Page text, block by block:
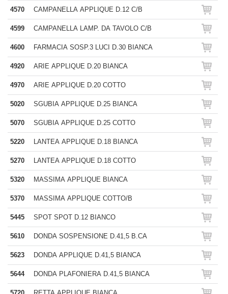
4570 CAMPANELLA APPLIQUE D.12 C/B
4599 CAMPANELLA LAMP. DA TAVOLO C/B
4600 FARMACIA SOSP.3 LUCI D.30 BIANCA
4920 ARIE APPLIQUE D.20 BIANCA
4970 ARIE APPLIQUE D.20 COTTO
5020 SGUBIA APPLIQUE D.25 BIANCA
5070 SGUBIA APPLIQUE D.25 COTTO
5220 LANTEA APPLIQUE D.18 BIANCA
5270 LANTEA APPLIQUE D.18 COTTO
5320 MASSIMA APPLIQUE BIANCA
5370 MASSIMA APPLIQUE COTTO/B
5445 SPOT SPOT D.12 BIANCO
5610 DONDA SOSPENSIONE D.41,5 B.CA
5623 DONDA APPLIQUE D.41,5 BIANCA
5644 DONDA PLAFONIERA D.41,5 BIANCA